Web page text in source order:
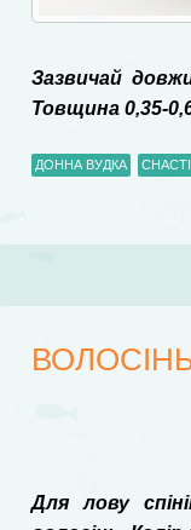
Зазвичай
Товщина 0,35-
ДОННА ВУДКА
Для лову